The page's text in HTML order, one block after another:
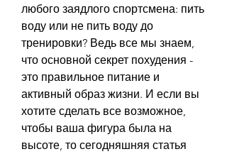
любого заядлого спортсмена: пить
воду или не пить воду до
тренировки? Ведь все мы знаем,
что основной секрет похудения -
это правильное питание и
активный образ жизни. И если вы
хотите сделать все возможное,
чтобы ваша фигура была на
высоте, то сегодняшняя статья